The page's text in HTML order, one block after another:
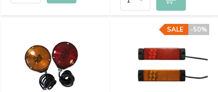
-50%
SALE